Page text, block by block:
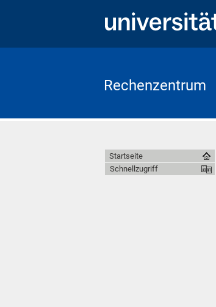
Rechenzentrum
Startseite
Schnellzugriff